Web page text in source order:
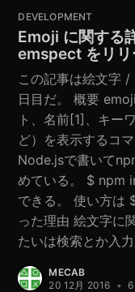
DEVELOPMENT
Emoji に関する
emspect をリリ
この記事は絵文字
日目だ。 概要
ト、名前[1]、キー
ど）を表示するコ
Node.jsで書いて
めている。 $ npm
できる。 使い方は
った理由 絵文字に
たいは検索とか入
MECAB
20 12月 2016 • 6